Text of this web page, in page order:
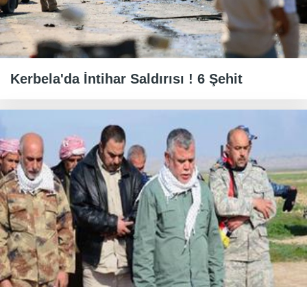
Kerbela'da İntihar Saldırısı ! 6 Şehit